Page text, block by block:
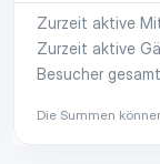
Zurzeit aktive
Zurzeit aktive
Besucher gesamt
Die Summen